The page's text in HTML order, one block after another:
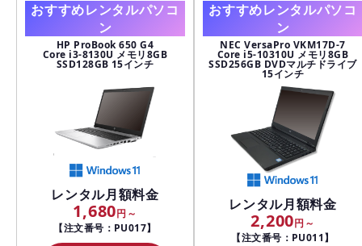
おすすめレンタルパソコ
ン
HP ProBook 650 G4
Core i3-8130U メモリ8GB
SSD128GB 15インチ
レンタル月額料金
1,680
【注文番号：PU017】
おすすめレンタルパソコ
ン
NEC VersaPro VKM17D-7
Core i5-10310U メモリ8GB
SSD256GB DVDマルチドライブ
15インチ
レンタル月額料金
2,200
【注文番号：PU011】